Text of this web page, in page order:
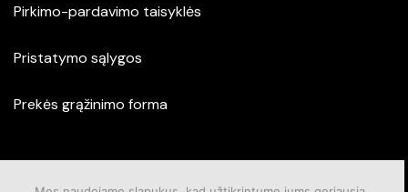
Pirkimo-pardavimo taisyklės
Pristatymo sąlygos
Prekės grąžinimo forma